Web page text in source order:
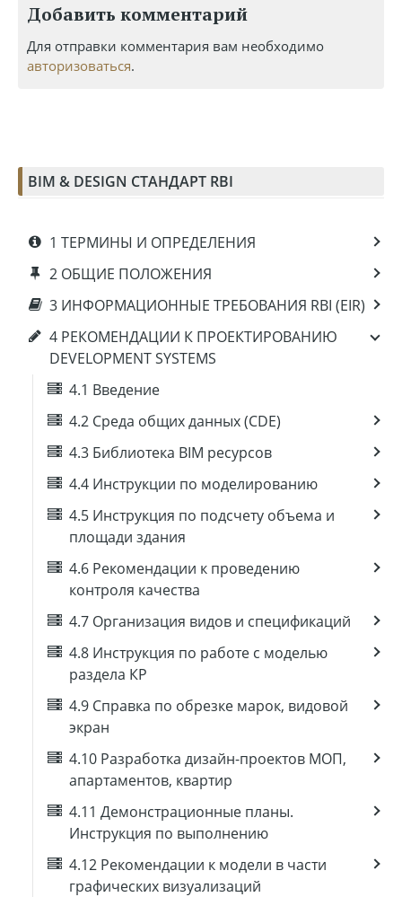
Добавить комментарий
Для отправки комментария вам необходимо
авторизоваться.
BIM & DESIGN СТАНДАРТ RBI
1 ТЕРМИНЫ И ОПРЕДЕЛЕНИЯ
2 ОБЩИЕ ПОЛОЖЕНИЯ
3 ИНФОРМАЦИОННЫЕ ТРЕБОВАНИЯ RBI (EIR)
4 РЕКОМЕНДАЦИИ К ПРОЕКТИРОВАНИЮ
DEVELOPMENT SYSTEMS
4.1 Введение
4.2 Среда общих данных (CDE)
4.3 Библиотека BIM ресурсов
4.4 Инструкции по моделированию
4.5 Инструкция по подсчету объема и
площади здания
4.6 Рекомендации к проведению
контроля качества
4.7 Организация видов и спецификаций
4.8 Инструкция по работе с моделью
раздела КР
4.9 Справка по обрезке марок, видовой
экран
4.10 Разработка дизайн-проектов МОП,
апартаментов, квартир
4.11 Демонстрационные планы.
Инструкция по выполнению
4.12 Рекомендации к модели в части
графических визуализаций